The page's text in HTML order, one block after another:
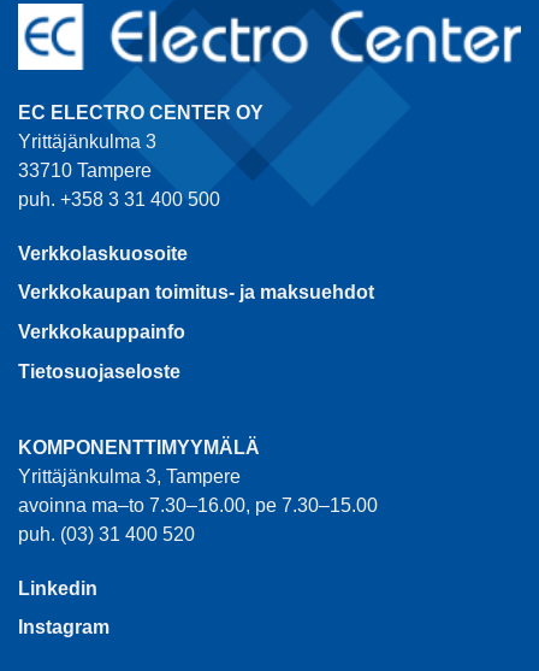
EC ELECTRO CENTER OY
Yrittäjänkulma 3
33710 Tampere
puh. +358 3 31 400 500
Verkkolaskuosoite
Verkkokaupan toimitus- ja maksuehdot
Verkkokauppainfo
Tietosuojaseloste
KOMPONENTTIMYYMÄLÄ
Yrittäjänkulma 3, Tampere
avoinna ma–to 7.30–16.00, pe 7.30–15.00
puh. (03) 31 400 520
Linkedin
Instagram